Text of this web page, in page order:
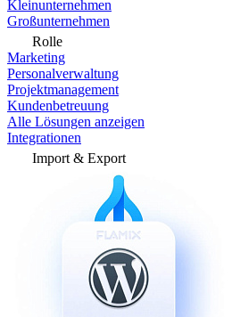
Kleinunternehmen
Großunternehmen
Rolle
Marketing
Personalverwaltung
Projektmanagement
Kundenbetreuung
Alle Lösungen anzeigen
Integrationen
Import & Export